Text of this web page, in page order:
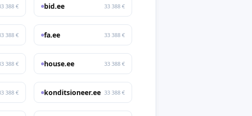
388 € bid.ee 33 388 €
388 € fa.ee 33 388 €
388 € house.ee 33 388 €
388 € konditsioneer.ee 33 388 €